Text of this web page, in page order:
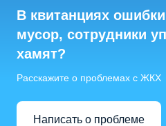
В квитанциях
мусор, сотрудники
хамят?
Расскажите о проблемах с ЖКХ
Написать о проблеме